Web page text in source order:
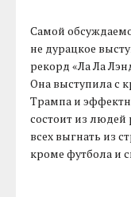
Самой
не дурацкое
рекорд «Ла Ла
Она выступила с
Трампа и
состоит из людей
всех выгнать из
кроме футбола и